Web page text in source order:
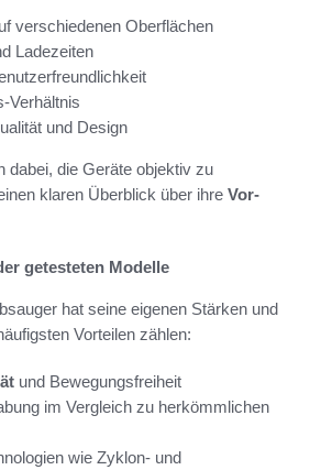
verschiedenen Oberflächen
Ladezeiten
Verhältnis
und Design
dabei, die Geräte objektiv zu
klaren Überblick über ihre Vor-
getesteten Modelle
hat seine eigenen Stärken und
Vorteilen zählen:
und Bewegungsfreiheit
im Vergleich zu herkömmlichen
wie Zyklon- und